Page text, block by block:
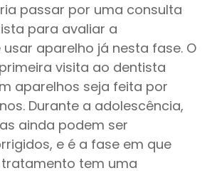
passar por uma consulta
para avaliar a
aparelho já nesta fase. O
visita ao dentista
aparelhos seja feita por
Durante a adolescência,
ainda podem ser
e é a fase em que
tem uma